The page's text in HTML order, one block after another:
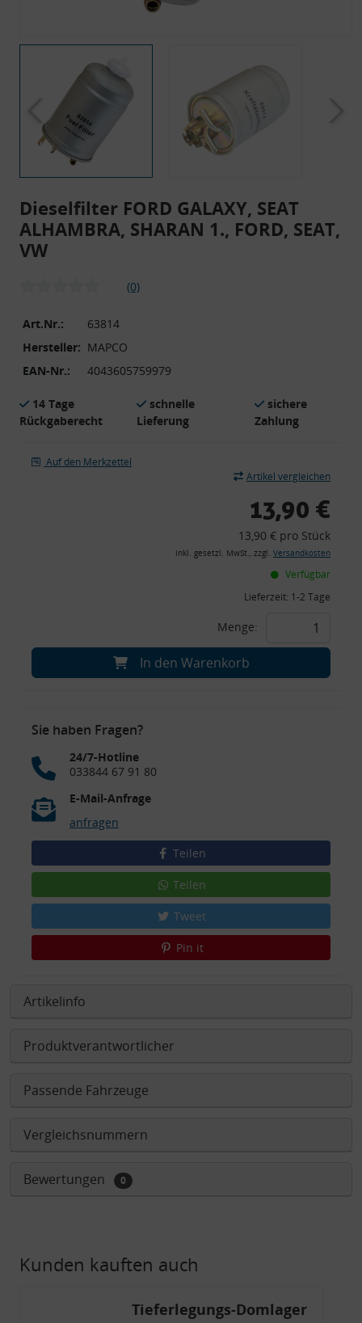
Dieselfilter FORD GALAXY, SEAT
ALHAMBRA, SHARAN 1., FORD, SEAT,
VW
(0)
Art.Nr.:
63814
Hersteller: MAPCO
EAN-Nr.:
4043605759979
14 Tage
Rückgaberecht
schnelle
Lieferung
sichere
Zahlung
Auf den Merkzettel
Artikel vergleichen
13,90 €
13,90 € pro Stück
inkl. gesetzl. MwSt., zzgl. Versandkosten
Verfügbar
Lieferzeit: 1-2 Tage
Menge:
In den Warenkorb
Sie haben Fragen?
24/7-Hotline
033844 67 91 80
E-Mail-Anfrage
anfragen
Teilen
Teilen
Tweet
Pin it
Artikelinfo
Produktverantwortlicher
Passende Fahrzeuge
Vergleichsnummern
Bewertungen 0
Kunden kauften auch
Tieferlegungs-Domlager